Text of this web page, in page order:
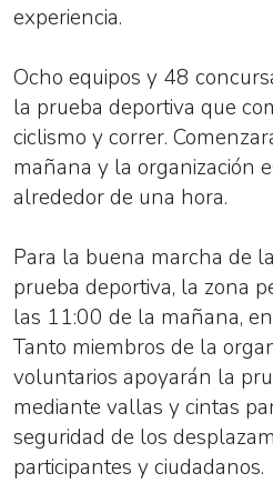
experiencia.
Ocho equipos y 48
la prueba deportiva que
ciclismo y correr.
mañana y la organización
alrededor de una hora.
Para la buena marcha de
prueba deportiva, la zona
las 11:00 de la mañana,
Tanto miembros de la
voluntarios apoyarán la
mediante vallas y cintas
seguridad de los
participantes y ciudadanos.